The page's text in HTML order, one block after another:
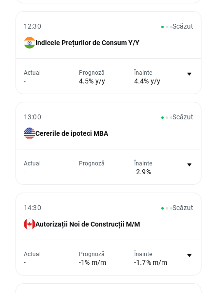
Nu există niciun grafic pentru acest
eveniment
12:30
Scăzut
Indicele Prețurilor de Consum Y/Y
Actual
-
Prognoză
4.5% y/y
Înainte
4.4% y/y
Nu există niciun grafic pentru acest
13:00
Scăzut
Cererile de ipoteci MBA
Actual
-
Prognoză
-
Înainte
-2.9%
Nu există niciun grafic pentru acest
eveniment
14:30
Scăzut
Autorizații Noi de Construcții M/M
Actual
-
Prognoză
-1% m/m
Înainte
-1.7% m/m